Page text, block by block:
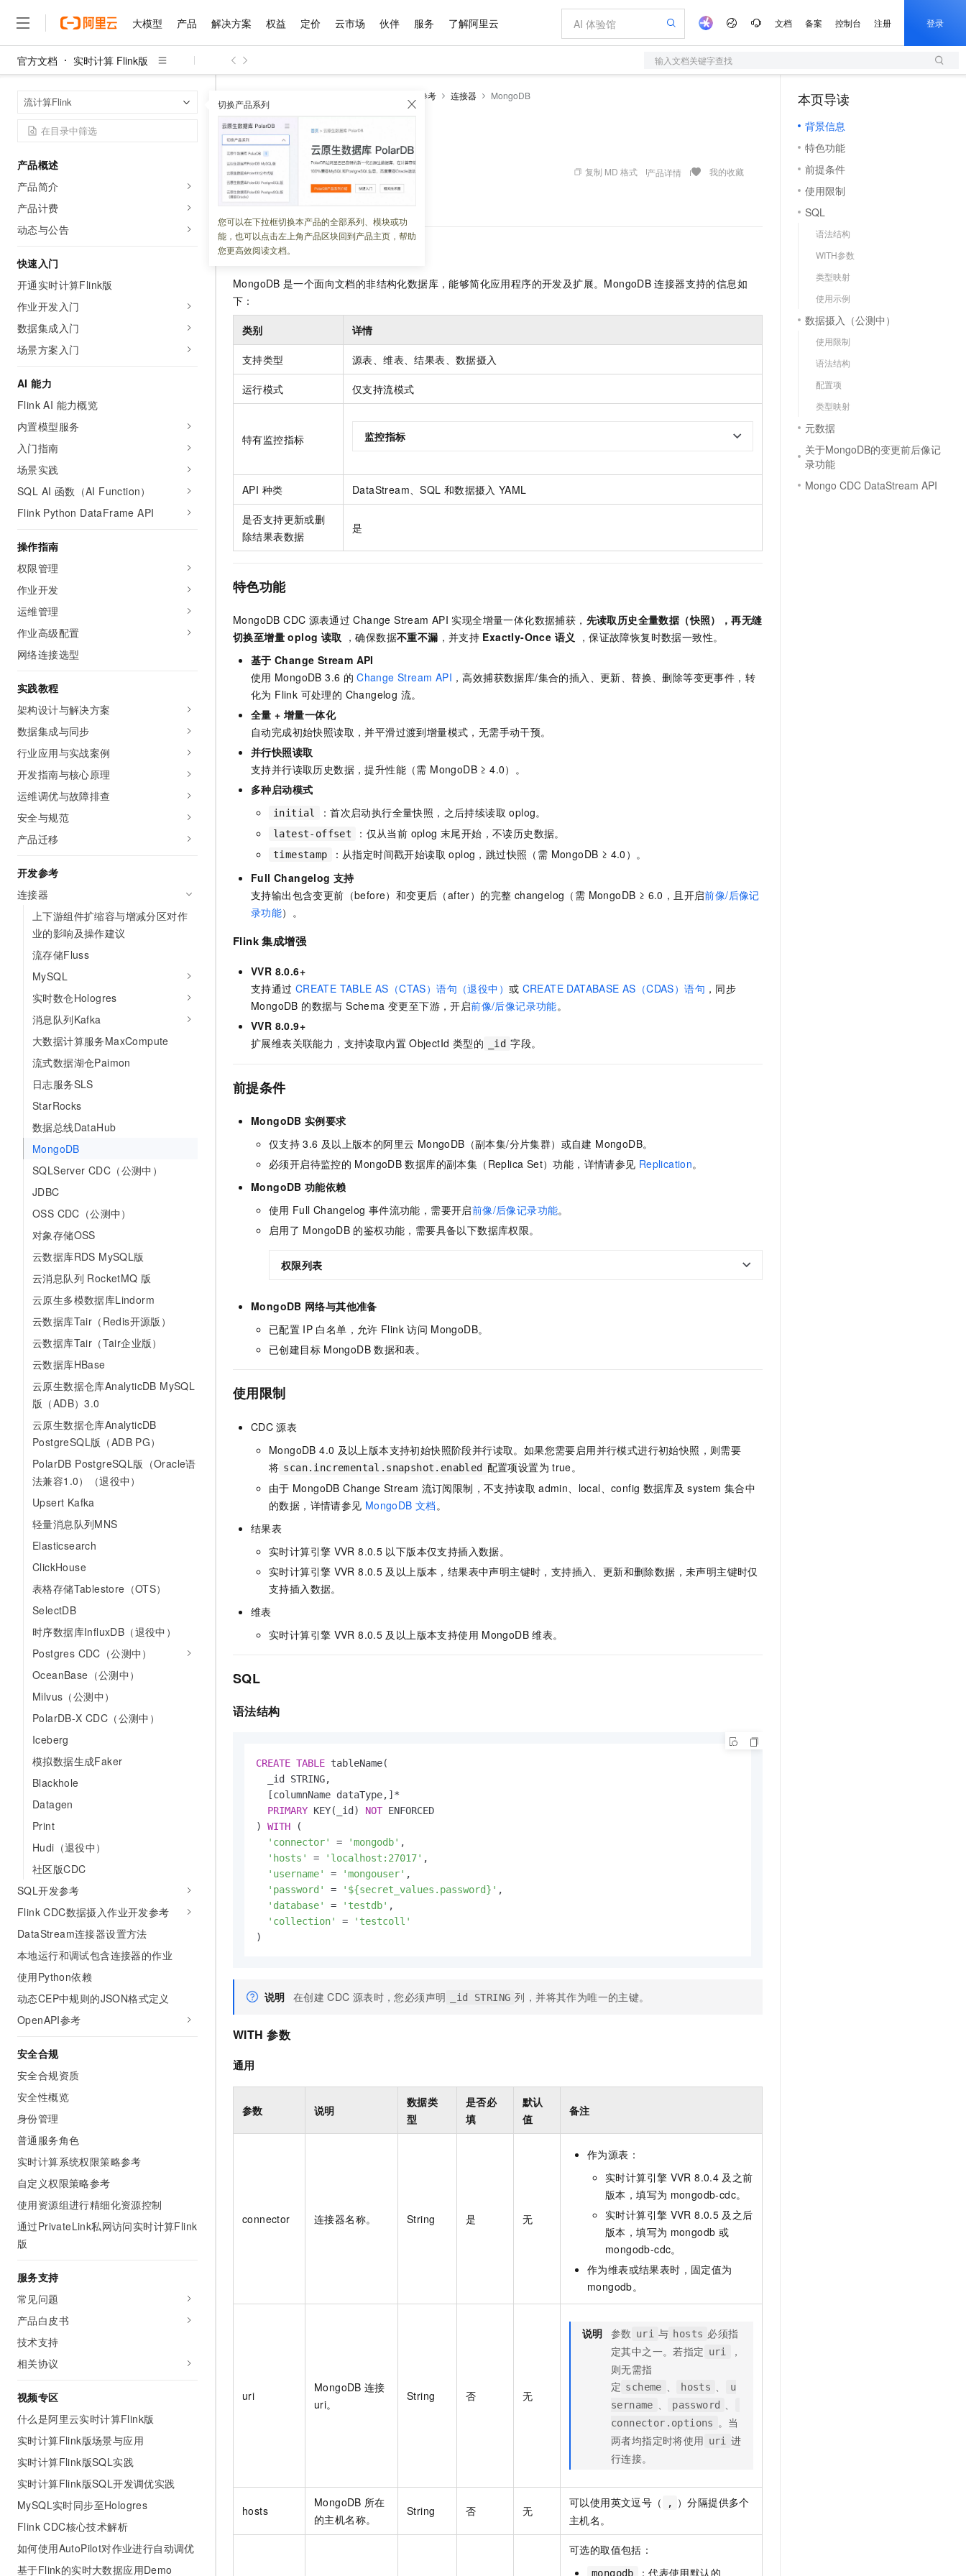
大模型 产品 解决方案 权益 定价 云市场 伙伴 服务 了解阿里云 文档 备案 控制台 注册 登录
官方文档 实时计算 Flink版 输入文档关键字查找
流计算Flink 切换产品系列
您可以在下拉框切换本产品的全部系列、模块或功
能，也可以点击左上角产品区块回到产品主页，帮助
您更高效阅读文档。
产品概述
产品简介
产品计费
动态与公告
快速入门
开通实时计算Flink版
作业开发入门
数据集成入门
场景方案入门
AI 能力
Flink AI 能力概览
内置模型服务
入门指南
场景实践
SQL AI 函数（AI Function）
Flink Python DataFrame API
操作指南
权限管理
作业开发
运维管理
作业高级配置
网络连接选型
实践教程
架构设计与解决方案
数据集成与同步
行业应用与实战案例
开发指南与核心原理
运维调优与故障排查
安全与规范
产品迁移
开发参考
连接器
上下游组件扩缩容与增减分区对作
业的影响及操作建议
流存储Fluss
MySQL
实时数仓Hologres
消息队列Kafka
大数据计算服务MaxCompute
流式数据湖仓Paimon
日志服务SLS
StarRocks
数据总线DataHub
MongoDB
SQLServer CDC（公测中）
JDBC
OSS CDC（公测中）
对象存储OSS
云数据库RDS MySQL版
云消息队列 RocketMQ 版
云原生多模数据库Lindorm
云数据库Tair（Redis开源版）
云数据库Tair（Tair企业版）
云数据库HBase
云原生数据仓库AnalyticDB MySQL
版（ADB）3.0
云原生数据仓库AnalyticDB
PostgreSQL版（ADB PG）
PolarDB PostgreSQL版（Oracle语
法兼容1.0）（退役中）
Upsert Kafka
轻量消息队列MNS
Elasticsearch
ClickHouse
表格存储Tablestore（OTS）
SelectDB
时序数据库InfluxDB（退役中）
Postgres CDC（公测中）
OceanBase（公测中）
Milvus（公测中）
PolarDB-X CDC（公测中）
Iceberg
模拟数据生成Faker
Blackhole
Datagen
Print
Hudi（退役中）
社区版CDC
SQL开发参考
Flink CDC数据摄入作业开发参考
DataStream连接器设置方法
本地运行和调试包含连接器的作业
使用Python依赖
动态CEP中规则的JSON格式定义
OpenAPI参考
安全合规
安全合规资质
安全性概览
身份管理
普通服务角色
实时计算系统权限策略参考
自定义权限策略参考
使用资源组进行精细化资源控制
通过PrivateLink私网访问实时计算Flink
版
服务支持
常见问题
产品白皮书
技术支持
相关协议
视频专区
什么是阿里云实时计算Flink版
实时计算Flink版场景与应用
实时计算Flink版SQL实践
实时计算Flink版SQL开发调优实践
MySQL实时同步至Hologres
Flink CDC核心技术解析
如何使用AutoPilot对作业进行自动调优
基于Flink的实时大数据应用Demo
开发参考 连接器 MongoDB
MongoDB
更新时间： 2026-07-23 10:06:58 复制 MD 格式 产品详情 我的收藏
背景信息
MongoDB 是一个面向文档的非结构化数据库，能够简化应用程序的开发及扩展。MongoDB 连接器支持的信息如
下：
类别 详情
支持类型 源表、维表、结果表、数据摄入
运行模式 仅支持流模式
特有监控指标 监控指标
API 种类 DataStream、SQL 和数据摄入 YAML
是否支持更新或删
除结果表数据
是
特色功能
MongoDB CDC 源表通过 Change Stream API 实现全增量一体化数据捕获， 先读取历史全量数据（快照），再无缝
切换至增量 oplog 读取 ，确保数据不重不漏 ，并支持 Exactly-Once 语义 ，保证故障恢复时数据一致性。
基于 Change Stream API
使用 MongoDB 3.6 的 Change Stream API ，高效捕获数据库/集合的插入、更新、替换、删除等变更事件，转
化为 Flink 可处理的 Changelog 流。
全量 + 增量一体化
自动完成初始快照读取，并平滑过渡到增量模式，无需手动干预。
并行快照读取
支持并行读取历史数据，提升性能（需 MongoDB ≥ 4.0）。
多种启动模式
initial ：首次启动执行全量快照，之后持续读取 oplog。
latest-offset ：仅从当前 oplog 末尾开始，不读历史数据。
timestamp
：从指定时间戳开始读取 oplog，跳过快照（需 MongoDB ≥ 4.0）。
Full Changelog 支持
支持输出包含变更前（before）和变更后（after）的完整 changelog（需 MongoDB ≥ 6.0，且开启前像/后像记
录功能）。
Flink 集成增强
VVR 8.0.6+
支持通过 CREATE TABLE AS（CTAS）语句（退役中） 或 CREATE DATABASE AS（CDAS）语句 ，同步
MongoDB 的数据与 Schema 变更至下游，开启前像/后像记录功能。
VVR 8.0.9+
扩展维表关联能力，支持读取内置 ObjectId 类型的 _id 字段。
前提条件
MongoDB 实例要求
仅支持 3.6 及以上版本的阿里云 MongoDB（副本集/分片集群）或自建 MongoDB。
必须开启待监控的 MongoDB 数据库的副本集（Replica Set）功能，详情请参见 Replication。
MongoDB 功能依赖
使用 Full Changelog 事件流功能，需要开启前像/后像记录功能。
启用了 MongoDB 的鉴权功能，需要具备以下数据库权限。
权限列表
MongoDB 网络与其他准备
已配置 IP 白名单，允许 Flink 访问 MongoDB。
已创建目标 MongoDB 数据和表。
使用限制
CDC 源表
MongoDB 4.0 及以上版本支持初始快照阶段并行读取。如果您需要启用并行模式进行初始快照，则需要
将 scan.incremental.snapshot.enabled 配置项设置为 true。
由于 MongoDB Change Stream 流订阅限制，不支持读取 admin、local、config 数据库及 system 集合中
的数据，详情请参见 MongoDB 文档 。
结果表
实时计算引擎 VVR 8.0.5 以下版本仅支持插入数据。
实时计算引擎 VVR 8.0.5 及以上版本，结果表中声明主键时，支持插入、更新和删除数据，未声明主键时仅
支持插入数据。
维表
实时计算引擎 VVR 8.0.5 及以上版本支持使用 MongoDB 维表。
SQL
语法结构
CREATE TABLE tableName(
  _id STRING,
  [columnName dataType,]
*
PRIMARY KEY(_id) NOT ENFORCED
) WITH (
'connector'
= 'mongodb' ,
'hosts'
= 'localhost:27017' ,
'username'
= 'mongouser' ,
'password'
= '${secret_values.password}' ,
'database'
= 'testdb' ,
'collection'
=
'testcoll'
)
说明 在创建 CDC 源表时，您必须声明 _id STRING 列，并将其作为唯一的主键。
WITH 参数
通用
参数 说明
数据类
型
是否必
填
默认
值
备注
connector 连接器名称。 String 是 无
作为源表：
实时计算引擎 VVR 8.0.4 及之前
版本，填写为 mongodb-cdc。
实时计算引擎 VVR 8.0.5 及之后
版本，填写为 mongodb 或
mongodb-cdc。
作为维表或结果表时，固定值为
mongodb。
uri
MongoDB 连接
uri。
String 否 无
说明 参数 uri 与 hosts 必须指
定其中之一。若指定 uri
，
则无需指
定 scheme hosts
u
sername
password
connector.options
。当
两者均指定时将使用 uri
进
行连接。
hosts
MongoDB 所在
的主机名称。
String 否 无
可以使用英文逗号（ ,
）分隔提供多个
主机名。
可选的取值包括：
mongodb ：代表使用默认的
本页导读
背景信息
特色功能
前提条件
使用限制
SQL
语法结构
WITH参数
类型映射
使用示例
数据摄入（公测中）
使用限制
语法结构
配置项
类型映射
元数据
关于MongoDB的变更前后像记
录功能
Mongo CDC DataStream API
大模型
大模型
文本生成
Qwen3.8-Max HOT
智能体时代全能旗舰模型
能看、能想、能动手的多模态智能体模型
Qwen3-VL-Plus
视觉 Coding、空间感知、多模态思考等全面升级
Kimi 最新旗舰模型，长程编程与推理利器
旗舰 MoE 大模型，百万上下文与顶尖推理能力
GLM-5.2
图生视频，流畅自然，细节丰富
Wan2.7-T2V
语音识别与合成
大模型服务
个人版上线、团队版降价；千问3.8-Max首发发尝鲜
在线体验全尺寸、多种模态的模型效果
Happy 系列大模型
AI 应用构建
丰富多元化的应用模版和解决方案
灵活可视化地构建企业级 Agent
人工智能平台 PAI
企业级人与Agent协作平台，接入和调度多个数字员工
秒悟
NEW
一站式AI生产力平台
大模型解决方案
依托云原生高可用架构,实现Dify私有化部署
10 分钟在聊天系统中增加一个 AI 助手
在企业官网、通讯软件中为客户提供 AI 客服
用1%尺寸在特定领域达到大模型90%以上效果 从文本、图片、视频中提取结构化的属性信息
产品
精选产品
人工智能与机器学习
存储
网络与CDN
安全
数据库
大数据计算
媒体服务
企业服务与云通信
域名与网站
终端用户计算
Serverless
迁移与运维管理
专有云
精选产品
大模型服务平台百炼
大模型服务与应用平台
千问大模型
多元化、高性能、安全可靠的大模型服务
无影云电脑
随时随地安全接入的云上超级电脑
云解析DNS
云原生大数据计算服务 MaxCompute
面向分析的企业级SaaS模式云数据仓库
域名与网站
对象存储 OSS
一站式AI开发、训练和推理服务
Qoder CN
容器服务 Kubernetes 版 ACK
全托管，含MySQL、PostgreSQL、SQL Server、MariaDB多引擎
云防火墙
轻量应用服务器
数字证书管理服务（原SSL证书）
实现全站HTTPS，呈现可信的WEB访问
短信服务
解决方案
精选解决方案
AI
现代化应用
安全
网络
上云与迁云
企业出海
政企业务
精选解决方案
千问办公，解锁你的工作新方式
企业级Agent产品，直接交付可用成果
Agency Agents：拥有专属领域专家
多领域专家智能体,一键组建 AI 虚拟交付团队
HappyHorse 打造一站式影视创作平台
快速拥有专属 OpenClaw
睿译宝，AI翻译排版一步到位
GLM-5.2：长任务时代开源旗舰模型
自主进化，持久记忆，越用越聪明
Claude Code + GStack 打造工程团队
轻松解锁专属 DeepSeek-V4-Pro
一句话生成原生可编辑精美 PPT 文稿
输入一句话想法, 轻松生成专业的 PPT
一键部署幻兽帕鲁游戏服务器
一键购买专属联机服务器，轻松开启游戏
漫剧工坊：一站式动画创作平台
快速生产连贯的高质量长漫剧
高效部署网站，快速应用到小程序
权益 普惠上云
普惠上云 官方力荐
云服务器38元/年起，超值低价云产品抢先购
官方推荐返现计划
推荐新用户得奖励，单订单最高返9万
云工开物
高校专属算力普惠，学生认证享300元代金券
免费试用
解决方案免费试用 新老同享
最高领取价值200元试用点，立即开启云上创新
AI 产品 免费试用
1亿+ 大模型 tokens 和 30+ 款产品免费体验
140+云产品 免费试用
产品新客免费试用，最长12个月
助力企业全员 AI 认知与能力提升
AI 特惠
智启 AI 普惠权益
阿里云 OPC 创新助力计划
至高百万元 Token 补贴，加速一人公司成长
Qwen3.8-Max 首发尝鲜，限时加量 10 倍，夜间低至2折
千问办公，限时限量积分加倍
万小智 AI 建站低至 15元/月
夜间 5 折，Qwen/Meoo/TokenPlan 客户专享
AI 场景体验
从图文生成到视频创作，一键激活电商全链路生产力
AI 短剧/漫剧
AI智能应用，一键激活高效办公新体验
智能客服
AI 活动
AI 生产力先锋
先锋实践拓展 AI 生产力的边界
飞天发布时刻
所见，即是所愿
AI 实训营
从基础到进阶，Agent 创客手把手教你
创新加速
覆盖90%+业务场景，专享组合折扣价
精选AI产品，从模型到应用全链提效
AI 用量加速计划
新老同享，达量后返
定价 产品定价
了解云产品的定价详情
云上成本管理
管理和优化成本
价格计算器
自助选配和估算价格
价格优势
推动算力普惠，释放技术红利
配置报价器
阿里云 OPC 创新助力计划
Token 补贴，五大权
益加速 OPC 成功
云市场 精选商城
网站建设
多端小程序
Salesforce 国际版订阅
友盟天域
观测云
Tuya 物联网平台阿里云版
电子合同
畅捷通
Tableau 订阅
AI空中课堂在线直播课堂（旗舰版）
行业生态解决方案
AI 开发和 AI 应用解决方案
数据与 API
数据集
身份实名认证
短信
OCR 文字识别
发票查验
快递物流查询
ERP
CRM
财税管理
广告营销
基础软件
WordPress
Ubuntu
Red Hat
专业服务
公司注册
上云迁移
AI 应用及服务市场
AI 应用
伙伴 成为销售伙伴
分销伙伴
咨询伙伴
销售伙伴合作计划
Salesforce On Alibaba Cloud
Consulting Partner 合作计划
成为产品伙伴
产品生态集成认证中心
产品生态伙伴工作台
产品伙伴合作计划
成为服务伙伴
服务伙伴合作计划
Al MaaS 服务伙伴赋能合作
伙伴信用分合作计划
更多支持
合作伙伴培训与认证
查询合作伙伴
登录合作伙伴管理后台
服务 售前咨询
在线服务
售后服务
自助服务
工单服务
短信专区
企业增值服务
企业支持计划
企业增值服务台
服务实践
阿里云认证 开发者社区
镜像站
我要反馈
了解阿里云 为什么选择阿里云
什么是云计算
技术领先
稳定可靠
安全合规
分析师报告
研究报告与白皮书
天池大赛
AI 算法大赛
云开发大赛
入门学习赛
最佳实践
云上春晚
云栖战略参考
云上的中国
金融模力时刻
市场活动 加入我们
校园招聘